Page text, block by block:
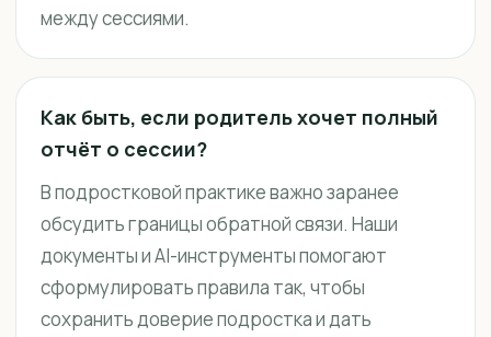
между сессиями.
Как быть, если родитель хочет полный
отчёт о сессии?
В подростковой практике важно заранее
обсудить границы обратной связи. Наши
документы и AI-инструменты помогают
сформулировать правила так, чтобы
сохранить доверие подростка и дать